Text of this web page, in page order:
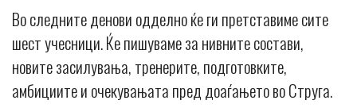
Во следните денови одделно ќе ги претставиме сите
шест учесници. Ќе пишуваме за нивните состави,
новите засилувања, тренерите, подготовките,
амбициите и очекувањата пред доаѓањето во Струга.